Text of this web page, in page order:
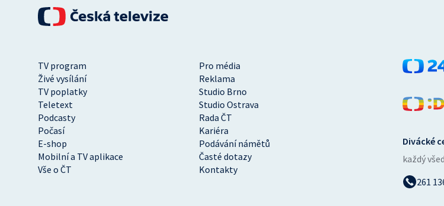
TV program
Pro média
Živé vysílání
Reklama
TV poplatky
Studio Brno
Teletext
Studio Ostrava
Podcasty
Rada ČT
Počasí
Kariéra
E-shop
Podávání námětů
Mobilní a TV aplikace
Časté dotazy
Vše o ČT
Kontakty
Divácké
každý
261